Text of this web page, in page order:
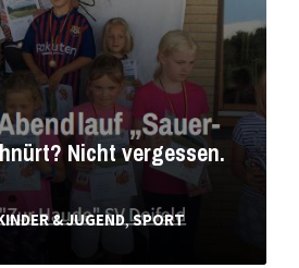
Nicht vergessen.
& JUGEND,SPORT